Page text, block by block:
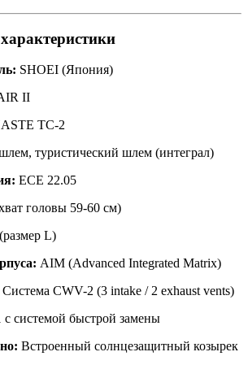
SHOEI (Япония)
II
TC-2
туристический шлем (интеграл)
ECE 22.05
головы 59-60 см)
L)
AIM (Advanced Integrated Matrix)
Система CWV-2 (3 intake / 2 exhaust vents)
с системой быстрой замены
Встроенный солнцезащитный козырек